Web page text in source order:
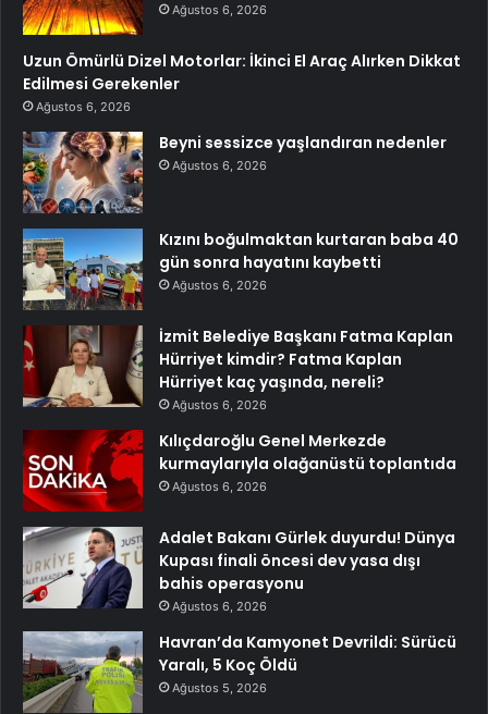
Ağustos 6, 2026
Uzun Ömürlü Dizel Motorlar: İkinci El Araç Alırken Dikkat
Edilmesi Gerekenler
Ağustos 6, 2026
Beyni sessizce yaşlandıran nedenler
Ağustos 6, 2026
Kızını boğulmaktan kurtaran baba 40
gün sonra hayatını kaybetti
Ağustos 6, 2026
İzmit Belediye Başkanı Fatma Kaplan
Hürriyet kimdir? Fatma Kaplan
Hürriyet kaç yaşında, nereli?
Ağustos 6, 2026
Kılıçdaroğlu Genel Merkezde
kurmaylarıyla olağanüstü toplantıda
Ağustos 6, 2026
Adalet Bakanı Gürlek duyurdu! Dünya
Kupası finali öncesi dev yasa dışı
bahis operasyonu
Ağustos 6, 2026
Havran’da Kamyonet Devrildi: Sürücü
Yaralı, 5 Koç Öldü
Ağustos 5, 2026